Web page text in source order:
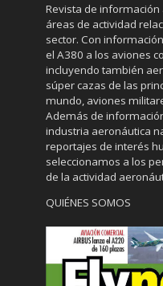
Revista de
áreas de actividad
sector. Con
el A380 a los aviones
incluyendo también
súper cazas de las
mundo, aviones
Además de
industria aeronáutica
reportajes de interés
seleccionamos a los
de la actividad
QUIÉNES SOMOS